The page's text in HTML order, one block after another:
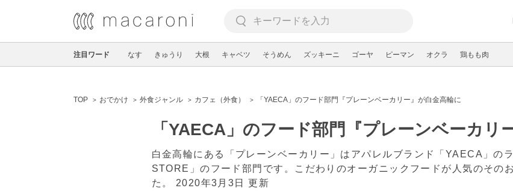
注目ワード なす きゅうり 大根 キャベツ そうめん ズッキーニ ゴーヤ ピーマン オクラ 鶏もも肉
TOP おでかけ 外食ジャンル カフェ（外食） 「YAECA」のフード部門『プレーンベーカリー』が白金高輪に
「YAECA」のフード部門『プレーンベーカリ
白金高輪にある「プレーンベーカリー」はアパレルブランド「YAECA」の
STORE」のフード部門です。こだわりのオーガニックフードが人気のその
た。 2020年3月3日 更新